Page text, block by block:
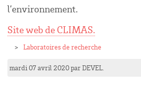
l’environnement.
Site web de CLIMAS.
Laboratoires de recherche
mardi 07 avril 2020parDEVEL.